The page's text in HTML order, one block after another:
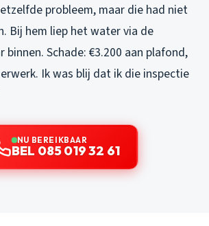
probleem, maar die had niet
Bij hem liep het water via de
binnen. Schade: €3.200 aan plafond,
Ik was blij dat ik die inspectie
NU BEREIKBAAR
BEL 085 019 32 61